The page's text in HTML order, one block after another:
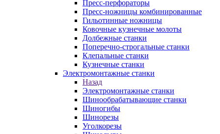
Пресс-перфораторы
Пресс-ножницы комбинированные
Гильотинные ножницы
Ковочные кузнечные молоты
Долбежные станки
Поперечно-строгальные станки
Клепальные станки
Кузнечные станки
Электромонтажные станки
Назад
Электромонтажные станки
Шинообрабатывающие станки
Шиногибы
Шинорезы
Уголкорезы